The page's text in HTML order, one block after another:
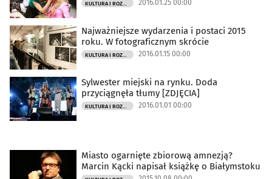
2016.01.25 00:00
Najważniejsze wydarzenia i postaci 2015
roku. W fotograficznym skrócie
2016.01.15 00:00
Sylwester miejski na rynku. Doda
przyciągnęła tłumy [ZDJĘCIA]
2016.01.01 00:00
Miasto ogarnięte zbiorową amnezją?
Marcin Kącki napisał książkę o Białymstoku